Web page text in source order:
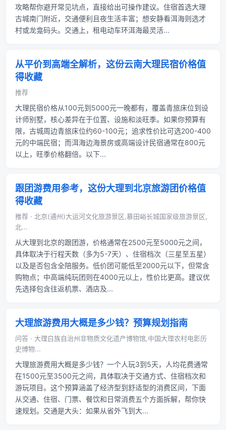
攻略帮你避开常见坑点，直接给出可操作建议。住宿首选大理
古城南门附近，交通便利且夜生活丰富；想安静看洱海则选才
村或龙龛码头。交通上，租电动车环洱海最灵活...
从平价到高端全解析，这份云南大理民宿价格值
得收藏
推荐
大理民宿价格从100元到5000元一晚都有，覆盖青旅床位到设
计师别墅，核心差异在于位置、设施和淡旺季。如果你预算有
限，古城周边青旅床位约60-100元；追求性价比可选200-400
元的中端民宿；而洱海边海景房或高端设计民宿通常在800元
以上，旺季价格翻倍。以下...
跟团游费用参考，这份大理到北京旅游团价格值
得收藏
推荐 · 北京(通州)大运河文化旅游景区,慕田峪长城国家级旅游景区,
北...
从大理到北京的跟团游，价格通常在2500元至5000元之间，
具体取决于行程天数（多为5-7天）、住宿档次（三星至五星）
以及是否包含全陪服务。低价团可能低至2000元以下，但常含
购物点；中高端纯玩团则在4000元以上，性价比更高。建议优
先选择包含往返机票、酒店及...
大理旅游费用大概是多少钱？预算规划指南
问答 · 大理白族自治州非物质文化遗产博物馆,中国大理农村电影历
史博物...
大理旅游费用大概是多少钱？一个人玩3到5天，人均花费通常
在1500元至3500元之间，具体取决于交通方式、住宿档次和
游玩项目。这个预算涵盖了经济型到舒适型的消费区间，下面
从交通、住宿、门票、餐饮和日常消费五个方面拆解，帮你快
速规划。交通是大头：如果从省外飞到大...